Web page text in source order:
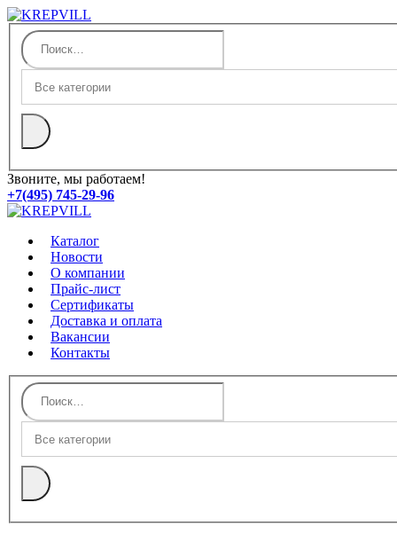
Звоните, мы работаем!
+7(495) 745-29-96
Каталог
Новости
О компании
Прайс-лист
Сертификаты
Доставка и оплата
Вакансии
Контакты